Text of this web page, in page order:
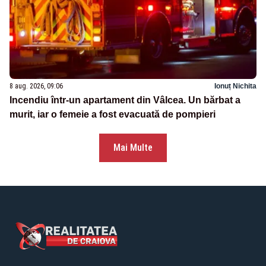
8 aug. 2026, 09:06 Ionuț Nichita
Incendiu într-un apartament din Vâlcea. Un bărbat a
murit, iar o femeie a fost evacuată de pompieri
Mai Multe